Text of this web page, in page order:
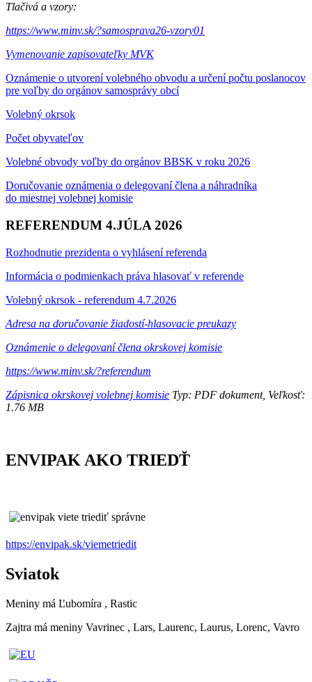
Tlačivá a vzory:
https://www.minv.sk/?samosprava26-vzory01
Vymenovanie zapisovateľky MVK
Oznámenie o utvorení volebného obvodu a určení počtu poslanocov
pre voľby do orgánov samosprávy obcí
Volebný okrsok
Počet obyvateľov
Volebné obvody voľby do orgánov BBSK v roku 2026
Doručovanie oznámenia o delegovaní člena a náhradníka
do miestnej volebnej komisie
REFERENDUM 4.JÚLA 2026
Rozhodnutie prezidenta o vyhlásení referenda
Informácia o podmienkach práva hlasovať v referende
Volebný okrsok - referendum 4.7.2026
Adresa na doručovanie žiadostí-hlasovacie preukazy
Oznámenie o delegovaní člena okrskovej komisie
https://www.minv.sk/?referendum
Zápisnica okrskovej volebnej komisie Typ: PDF dokument, Veľkosť:
1.76 MB
ENVIPAK AKO TRIEDŤ
https://envipak.sk/viemetriedit
Sviatok
Meniny má Ľubomíra , Rastic
Zajtra má meniny Vavrinec , Lars, Laurenc, Laurus, Lorenc, Vavro